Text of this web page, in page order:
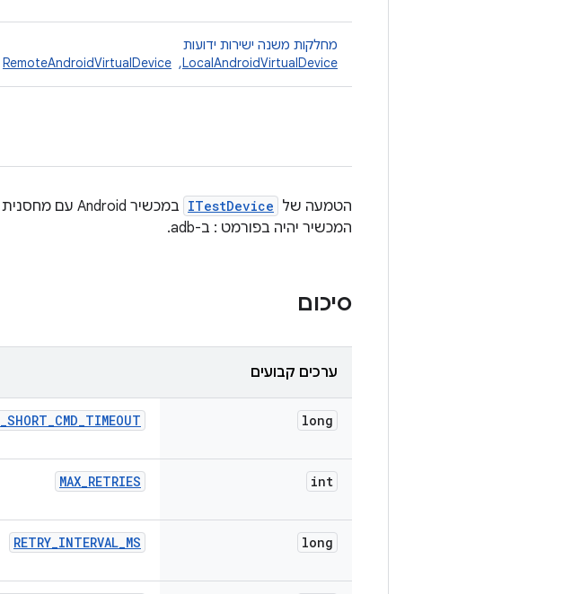
מחלקות משנה ישירות ידועות
LocalAndroidVirtualDevice
, ‏
RemoteAndroidVirtualDevice
הטמעה של ITestDevice
המכשיר יהיה בפורמט : ב-adb.
סיכום
ערכים קבועים
long
_SHORT_CMD_TIMEOUT
int
MAX_RETRIES
long
RETRY_INTERVAL_MS